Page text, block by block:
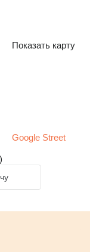
Показать карту
Google Street